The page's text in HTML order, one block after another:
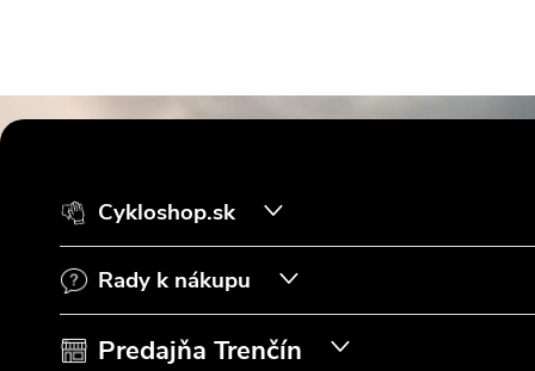
Z
Cykloshop.sk
Rady k nákupu
Predajňa Trenčín